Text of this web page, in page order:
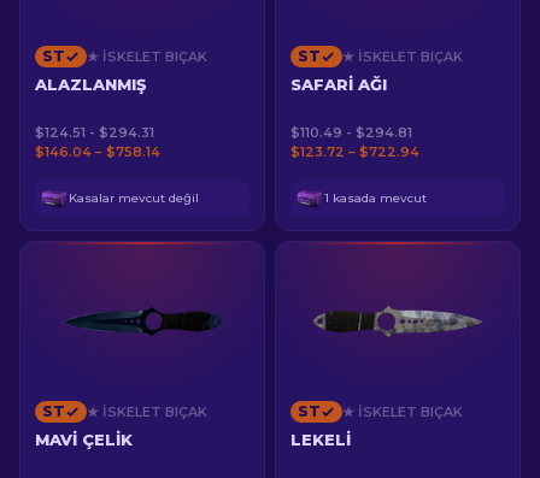
ST ★ İSKELET BIÇAK
ALAZLANMIŞ
$124.51 - $294.31
$146.04 – $758.14
Kasalar mevcut değil
ST ★ İSKELET BIÇAK
SAFARI AĞI
$110.49 - $294.81
$123.72 – $722.94
1 kasada mevcut
ST ★ İSKELET BIÇAK
MAVI ÇELIK
ST ★ İSKELET BIÇAK
LEKELI